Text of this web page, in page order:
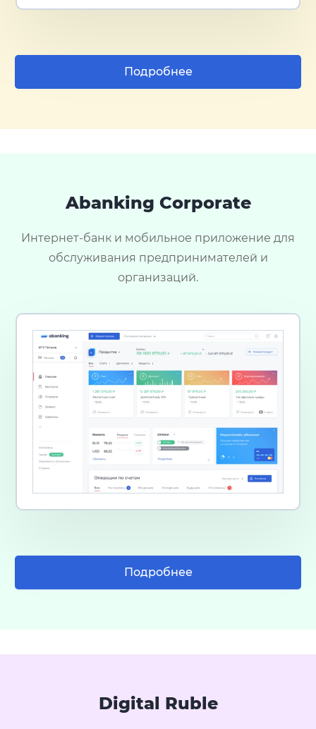
Подробнее
Abanking Corporate
Интернет-банк и мобильное приложение для
обслуживания предпринимателей и
организаций.
Подробнее
Digital Ruble